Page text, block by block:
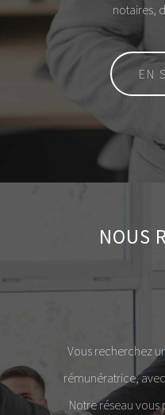
notaires,
EN
NOUS
Vous recherchez
rémunératrice,
Notre réseau